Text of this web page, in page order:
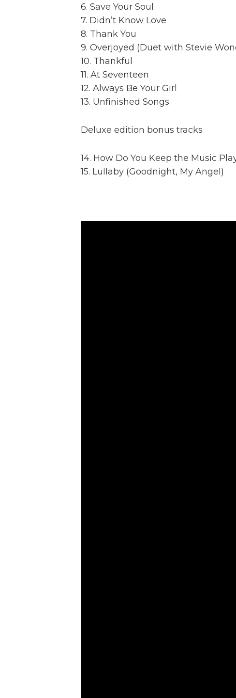
6. Save Your Soul
7. Didn’t Know Love
8. Thank You
9. Overjoyed (Duet with Stevie
10. Thankful
11. At Seventeen
12. Always Be Your Girl
13. Unfinished Songs
Deluxe edition bonus tracks
14. How Do You Keep the Music
15. Lullaby (Goodnight, My Angel)